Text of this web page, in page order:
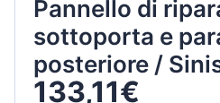
Pannello di
sottoporta e
posteriore /
COMBI / Set
133,11€